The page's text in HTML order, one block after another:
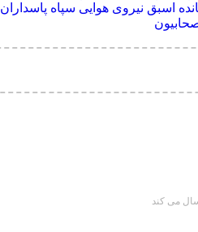
اسبق نیروی هوایی سپاه پاسداران
می کند